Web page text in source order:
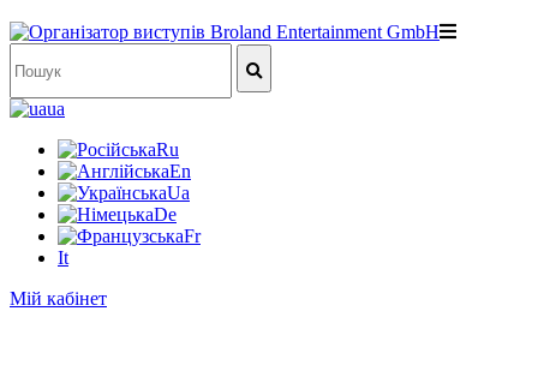
ua
Ru
En
Ua
De
Fr
It
Мій кабінет